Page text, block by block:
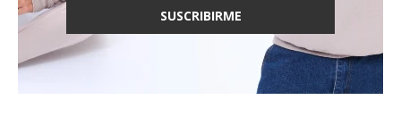
SUSCRIBIRME